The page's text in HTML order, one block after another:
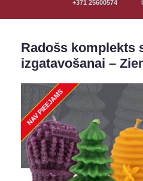
+371 25600574
Radošs komplekts
izgatavošanai –
NAV PIEEJAMS